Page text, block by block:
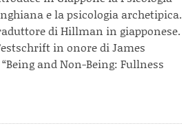
e la psicologia archetipica.
di Hillman in giapponese.
in onore di James
and Non-Being: Fullness